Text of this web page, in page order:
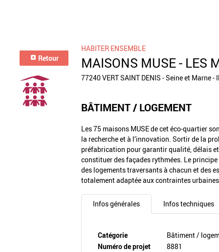
Retour
HABITER ENSEMBLE
MAISONS MUSE - LES
77240 VERT SAINT DENIS - Seine et Marne -
BÂTIMENT / LOGEMENT
Les 75 maisons MUSE de cet éco-quartier
la recherche et à l’innovation. Sortir de la
préfabrication pour garantir qualité, délais
constituer des façades rythmées. Le
des logements traversants à chacun et des
totalement adaptée aux contraintes
Infos générales Infos techniques
Catégorie
Bâtiment /
Numéro de projet
8881